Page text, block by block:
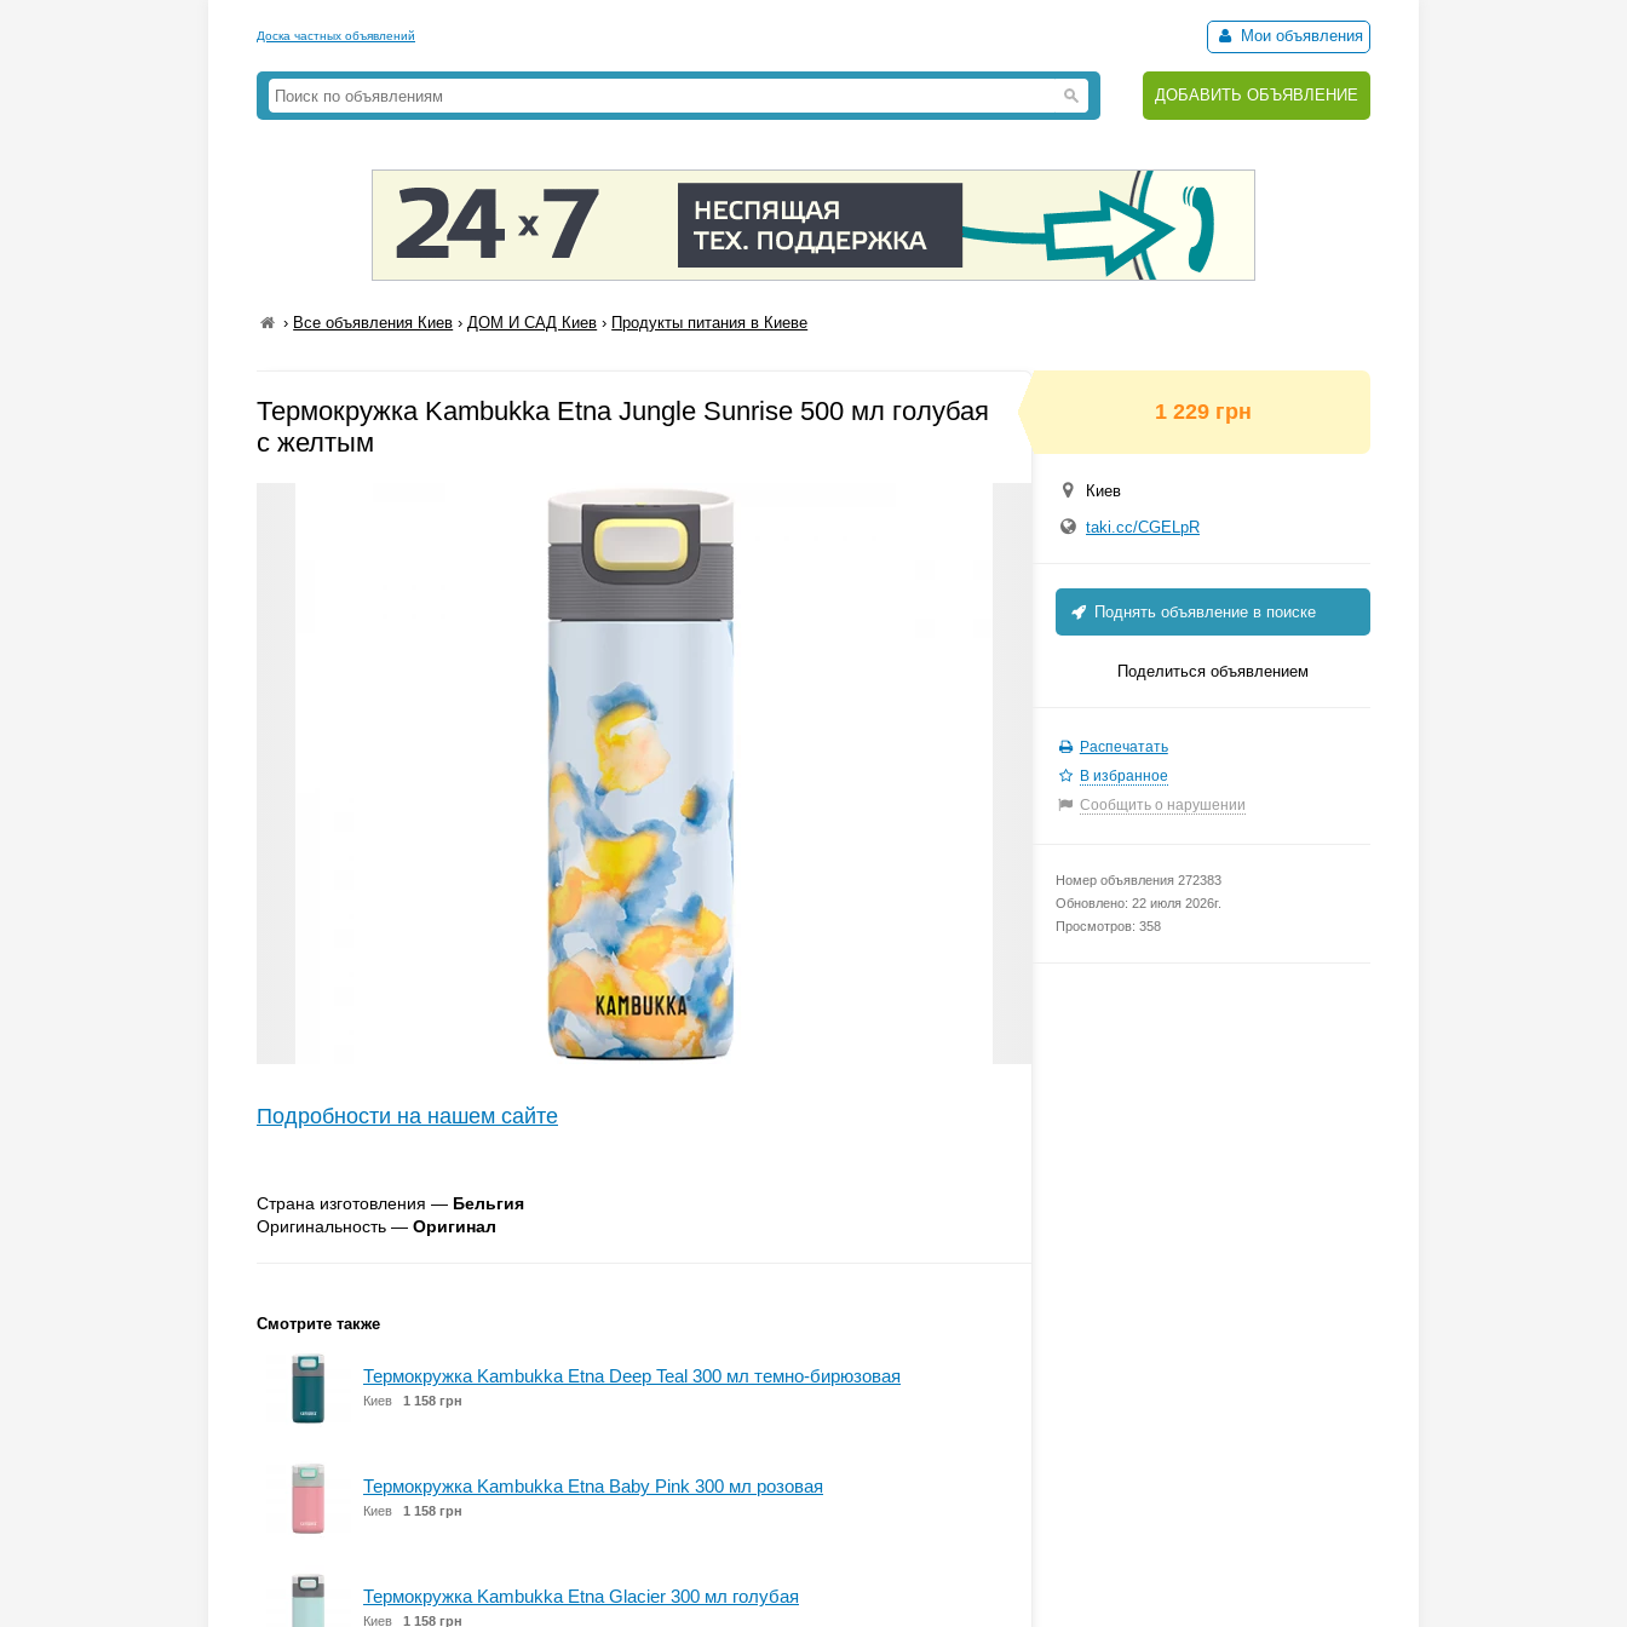
Доска частных объявлений Мои объявления
ДОБАВИТЬ ОБЪЯВЛЕНИЕ
› Все объявления Киев ›ДОМ И САД Киев › Продукты питания в Киеве
Термокружка Kambukka Etna Jungle Sunrise 500 мл голубая
с желтым
Подробности на нашем сайте
Страна изготовления — Бельгия
Оригинальность — Оригинал
Смотрите также
Термокружка Kambukka Etna Deep Teal 300 мл темно-бирюзовая
Киев 1 158 грн
Термокружка Kambukka Etna Baby Pink 300 мл розовая
Киев 1 158 грн
Термокружка Kambukka Etna Glacier 300 мл голубая
Киев 1 158 грн
1 229 грн
Киев
taki.cc/CGELpR
Поднять объявление в поиске
Поделиться объявлением
Распечатать
В избранное
Сообщить о нарушении
Номер объявления 272383
Обновлено: 22 июля 2026г.
Просмотров: 358